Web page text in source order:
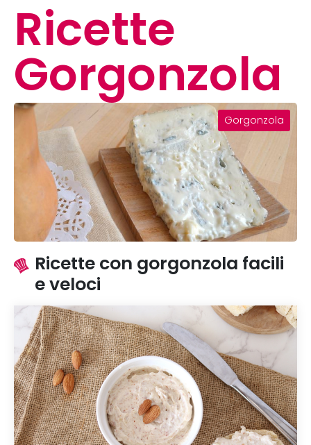
Ricette
Gorgonzola
Gorgonzola
Ricette con gorgonzola facili
e veloci